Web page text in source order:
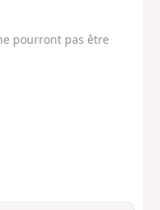
pourront pas être